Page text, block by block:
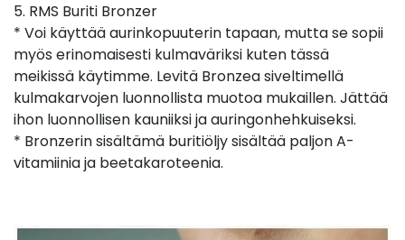
5. RMS Buriti Bronzer
* Voi käyttää aurinkopuuterin tapaan, mutta se sopii
myös erinomaisesti kulmaväriksi kuten tässä
meikissä käytimme. Levitä Bronzea siveltimellä
kulmakarvojen luonnollista muotoa mukaillen. Jättää
ihon luonnollisen kauniiksi ja auringonhehkuiseksi.
* Bronzerin sisältämä buritiöljy sisältää paljon A-
vitamiinia ja beetakaroteenia.